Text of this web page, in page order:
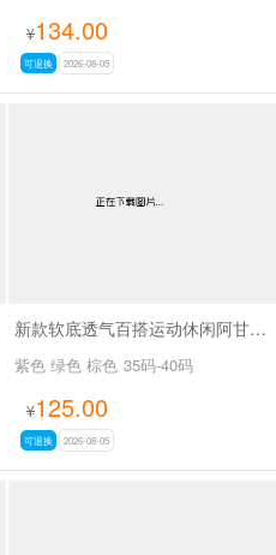
¥134.00
可退换 2026-08-05
新款软底透气百搭运动休闲阿甘鞋SA2691-1 紫色无现货接订货
紫色 绿色 棕色 35码-40码
¥125.00
可退换 2026-08-05